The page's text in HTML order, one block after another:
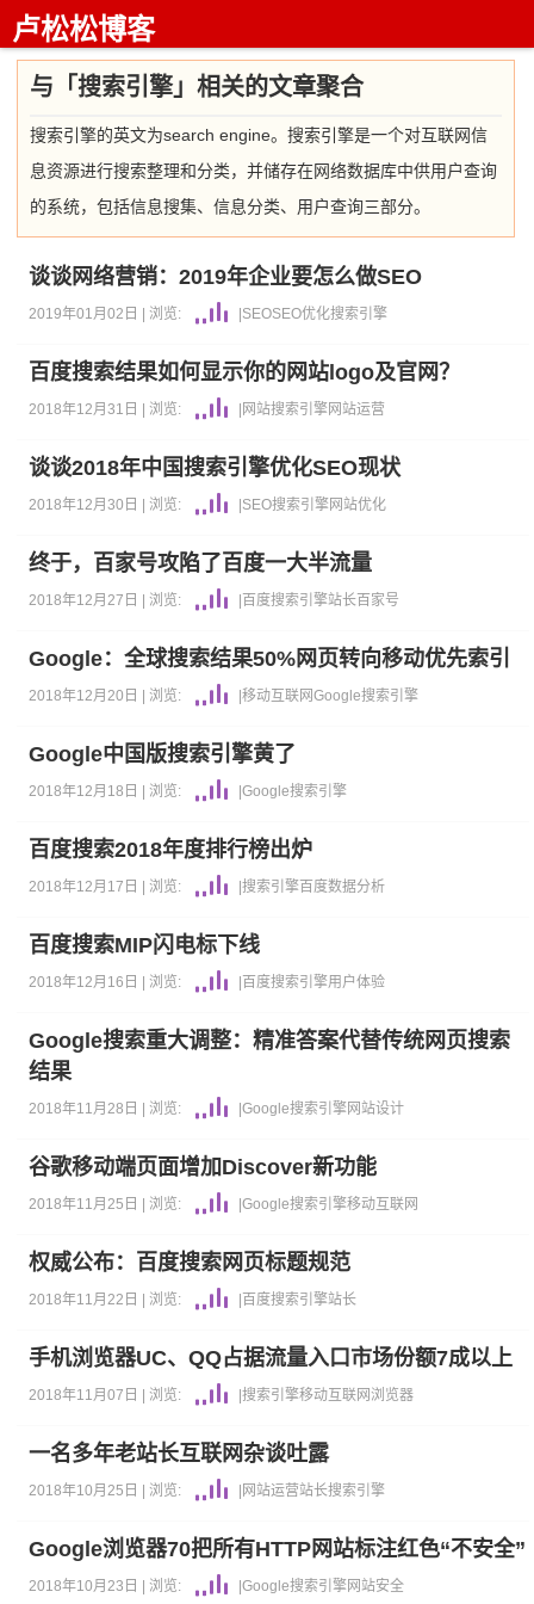
卢松松博客
与「搜索引擎」相关的文章聚合
搜索引擎的英文为search engine。搜索引擎是一个对互联网信
息资源进行搜索整理和分类，并储存在网络数据库中供用户查询
的系统，包括信息搜集、信息分类、用户查询三部分。
谈谈网络营销：2019年企业要怎么做SEO
2019年01月02日 | 浏览: SEOSEO优化搜索引擎
百度搜索结果如何显示你的网站logo及官网？
2018年12月31日 | 浏览: 网站搜索引擎 网站运营
谈谈2018年中国搜索引擎优化SEO现状
2018年12月30日 | 浏览: SEO搜索引擎 网站优化
终于，百家号攻陷了百度一大半流量
2018年12月27日 | 浏览: 百度搜索引擎站长百家号
Google：全球搜索结果50%网页转向移动优先索引
2018年12月20日 | 浏览: |移动互联网Google搜索引擎
Google中国版搜索引擎黄了
2018年12月18日 | 浏览: |Google搜索引擎
百度搜索2018年度排行榜出炉
2018年12月17日 | 浏览: |搜索引擎 百度数据分析
百度搜索MIP闪电标下线
2018年12月16日 | 浏览: 百度搜索引擎用户体验
Google搜索重大调整：精准答案代替传统网页搜索
结果
2018年11月28日 | 浏览: |Google搜索引擎 网站设计
谷歌移动端页面增加Discover新功能
2018年11月25日 | 浏览: |Google搜索引擎移动互联网
权威公布：百度搜索网页标题规范
2018年11月22日 | 浏览: 百度搜索引擎站长
手机浏览器UC、QQ占据流量入口市场份额7成以上
2018年11月07日 | 浏览: |搜索引擎移动互联网 浏览器
一名多年老站长互联网杂谈吐露
2018年10月25日 | 浏览: 网站运营站长搜索引擎
Google浏览器70把所有HTTP网站标注红色“不安全”
2018年10月23日 | 浏览: |Google搜索引擎 网站安全